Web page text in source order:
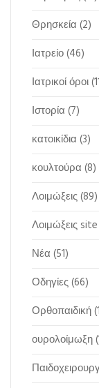
Θρησκεία (2)
Ιατρείο(46)
Ιατρικοί όροι
Ιστορία (7)
κατοικίδια (3)
κουλτούρα (8)
Λοιμώξεις(89)
Λοιμώξεις site
Νέα (51)
Οδηγίες(66)
Ορθοπαιδική
ουρολοίμωξη